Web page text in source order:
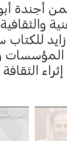
أجندة
للكتاب
الثقافة
الفن